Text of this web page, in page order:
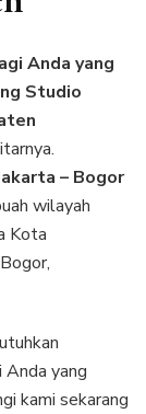
Anda yang
Studio
– Bogor
wilayah
Kota
Anda yang
kami sekarang